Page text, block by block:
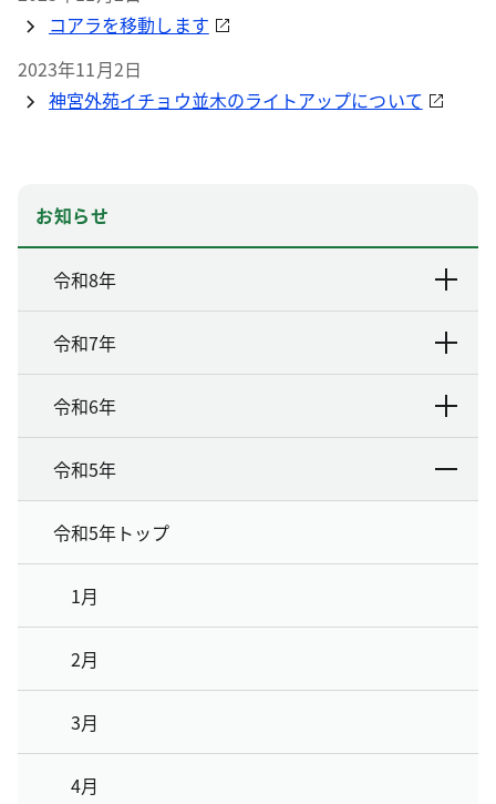
コアラを移動します
2023年11月2日
神宮外苑イチョウ並木のライトアップについて
お知らせ
令和8年
令和7年
令和6年
令和5年
令和5年トップ
1月
2月
3月
4月